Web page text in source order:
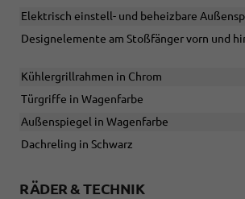
Elektrisch einstell- und beheizbare
Designelemente am Stoßfänger vorn und
Kühlergrillrahmen in Chrom
Türgriffe in Wagenfarbe
Außenspiegel in Wagenfarbe
Dachreling in Schwarz
RÄDER & TECHNIK